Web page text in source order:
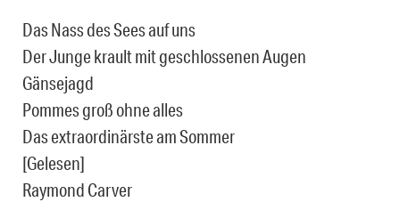
Das Nass des Sees auf uns
Der Junge krault mit geschlossenen Augen
Gänsejagd
Pommes groß ohne alles
Das extraordinärste am Sommer
[Gelesen]
Raymond Carver